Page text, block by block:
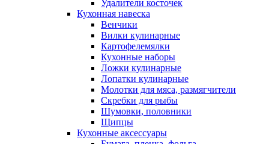
Удалители косточек
Кухонная навеска
Венчики
Вилки кулинарные
Картофелемялки
Кухонные наборы
Ложки кулинарные
Лопатки кулинарные
Молотки для мяса, размягчители
Скребки для рыбы
Шумовки, половники
Щипцы
Кухонные аксессуары